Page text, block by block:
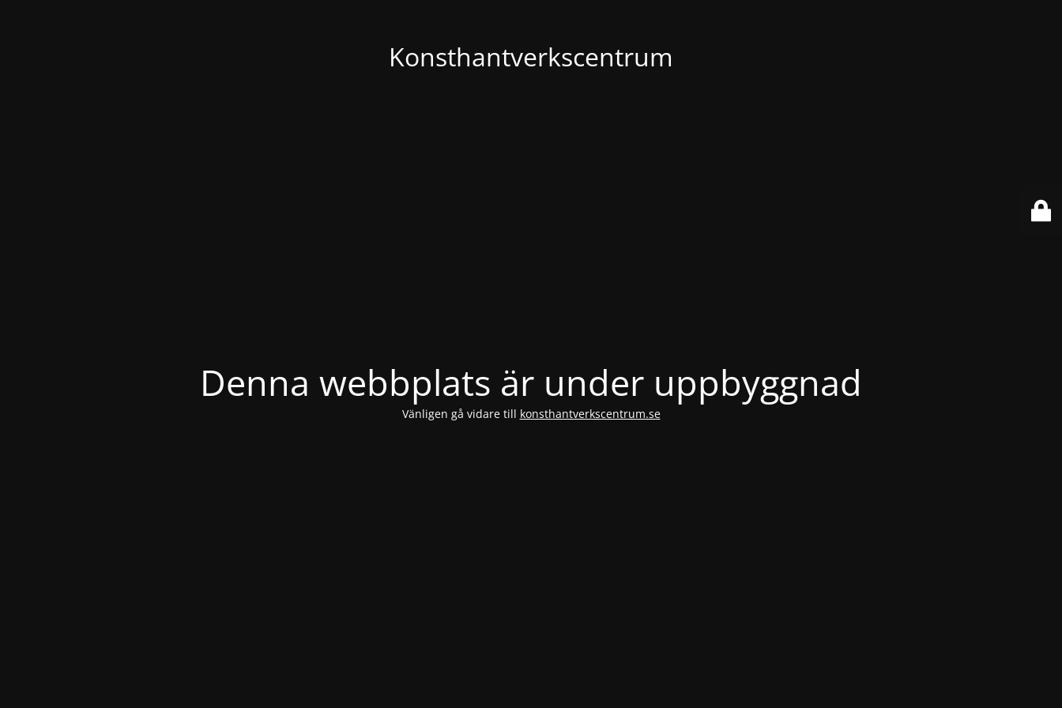
Konsthantverkscentrum
Denna webbplats är under uppbyggnad
Vänligen gå vidare till konsthantverkscentrum.se